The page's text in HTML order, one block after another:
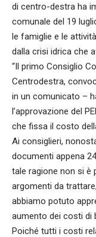
di centro-destra ha
comunale del 19
le famiglie e le
dalla crisi idrica che
“Il primo Consiglio
Centrodestra,
in un comunicato –
l’approvazione del
che fissa il costo
Ai consiglieri,
documenti appena
tale ragione non si è
argomenti da
abbiamo potuto
aumento dei costi di
Poiché tutti i costi